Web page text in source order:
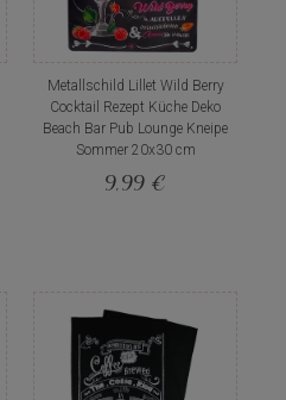
Metallschild Lillet Wild Berry
Cocktail Rezept Küche Deko
Beach Bar Pub Lounge Kneipe
Sommer 20x30 cm
9,99 €